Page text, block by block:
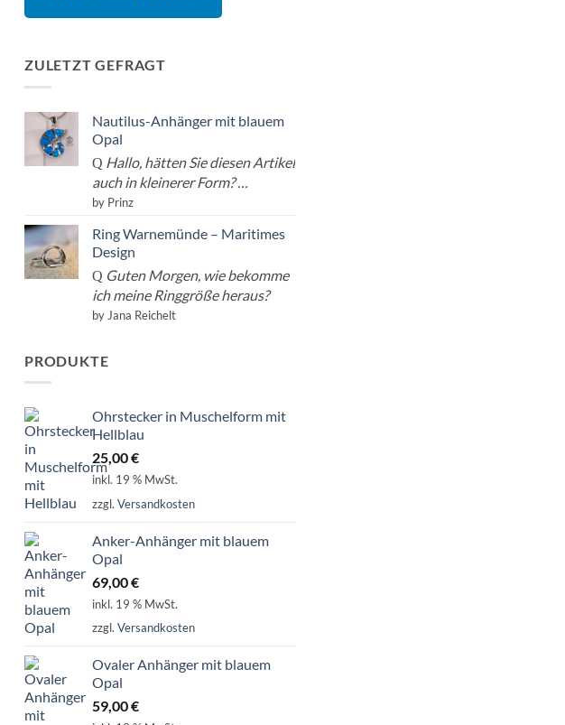
ZULETZT GEFRAGT
Nautilus-Anhänger mit blauem
Opal
Hallo, hätten Sie diesen Artikel
auch in kleinerer Form? …
by Prinz
Ring Warnemünde – Maritimes
Design
Guten Morgen, wie bekomme
ich meine Ringgröße heraus?
by Jana Reichelt
PRODUKTE
Ohrstecker in Muschelform mit
Hellblau
25,00€
inkl. 19 % MwSt.
zzgl. Versandkosten
Anker-Anhänger mit blauem
Opal
69,00€
inkl. 19 % MwSt.
zzgl. Versandkosten
Ovaler Anhänger mit blauem
Opal
59,00€